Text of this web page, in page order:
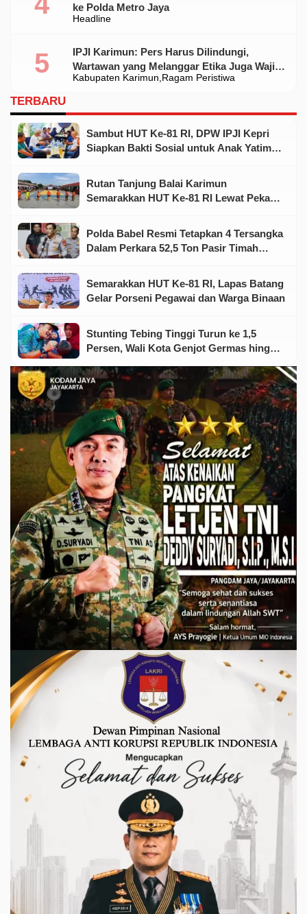
Headline
ke Polda Metro Jaya
Kabupaten Karimun Ragam Peristiwa
IPJI Karimun: Pers Harus Dilindungi,
Wartawan yang Melanggar Etika Juga Wajib
Dikoreksi
TERBARU
Sambut HUT Ke-81 RI, DPW IPJI Kepri
Siapkan Bakti Sosial untuk Anak Yatim
Rutan Tanjung Balai Karimun
Semarakkan HUT Ke-81 RI Lewat Pekan
Polda Babel Resmi Tetapkan 4 Tersangka
Dalam Perkara 52,5 Ton Pasir Timah
Semarakkan HUT Ke-81 RI, Lapas Batang
Gelar Porseni Pegawai dan Warga Binaan
Stunting Tebing Tinggi Turun ke 1,5
Persen, Wali Kota Genjot Germas hingga